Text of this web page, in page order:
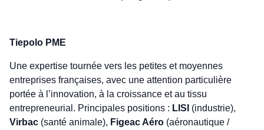
Tiepolo PME
Une expertise tournée vers les petites et moyennes
entreprises françaises, avec une attention particulière
portée à l’innovation, à la croissance et au tissu
entrepreneurial. Principales positions : LISI (industrie),
Virbac (santé animale), Figeac Aéro (aéronautique /